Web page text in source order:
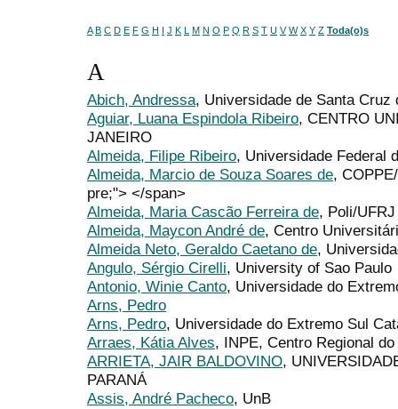
A B C D E F G H I J K L M N O P Q R S T U V W X Y Z Toda(o)s
A
Abich, Andressa, Universidade de Santa Cruz
Aguiar, Luana Espindola Ribeiro, CENTRO
JANEIRO
Almeida, Filipe Ribeiro, Universidade Federal
Almeida, Marcio de Souza Soares de,
pre;"> </span>
Almeida, Maria Cascão Ferreira de, Poli/UFRJ
Almeida, Maycon André de, Centro
Almeida Neto, Geraldo Caetano de,
Angulo, Sérgio Cirelli, University of Sao Paulo
Antonio, Winie Canto, Universidade do
Arns, Pedro
Arns, Pedro, Universidade do Extremo Sul
Arraes, Kátia Alves, INPE, Centro Regional
ARRIETA, JAIR BALDOVINO,
PARANÁ
Assis, André Pacheco, UnB